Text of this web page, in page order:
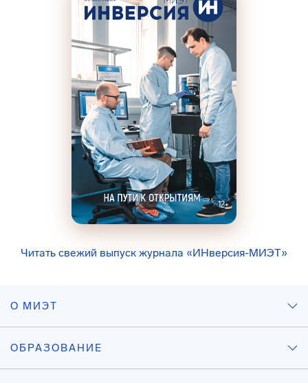
Читать свежий выпуск журнала «ИНверсия-МИЭТ»
О МИЭТ
ОБРАЗОВАНИЕ